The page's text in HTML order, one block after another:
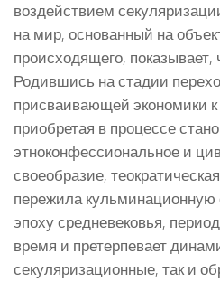
воздействием
на мир, основанный на
происходящего, показывает,
Родившись на стадии
присваивающей экономики
приобретая в процессе
этноконфессиональное и
своеобразие,
пережила кульминационную
эпоху средневековья,
время и претерпевает
секуляризационные, так и